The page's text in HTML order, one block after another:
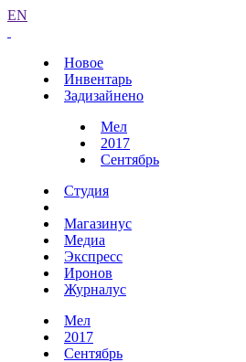
EN
Новое
Инвентарь
Задизайнено
Мел
2017
Сентябрь
Студия
Магазинус
Медиа
Экспресс
Иронов
Журналус
Мел
2017
Сентябрь